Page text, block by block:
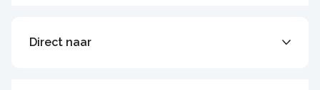
Direct naar